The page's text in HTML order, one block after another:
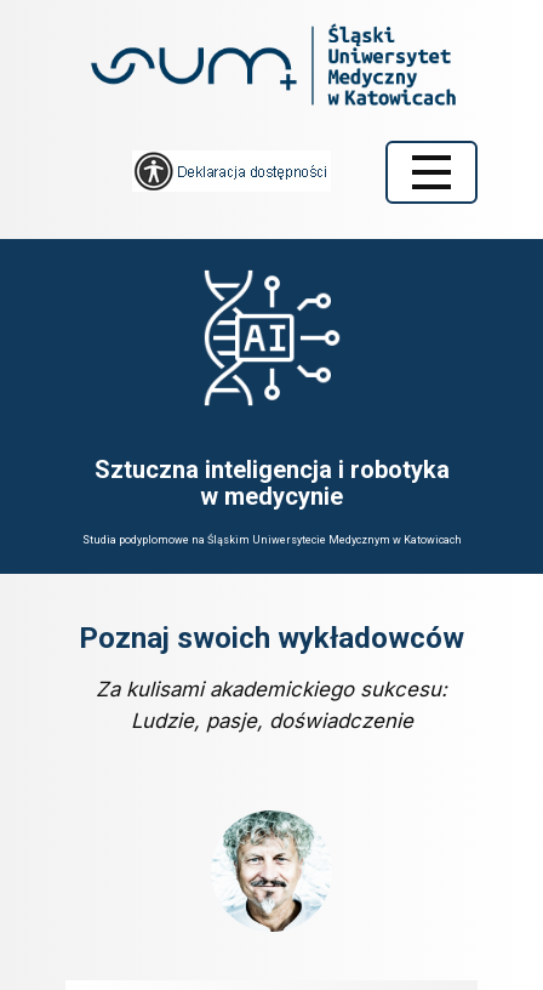
…
Sztuczna inteligencja i robotyka
w medycynie
Studia podyplomowe na Śląskim Uniwersytecie Medycznym w Katowicach
Poznaj swoich​ wykładowców
Za kulisami akademickiego sukcesu:
Ludzie, pasje, doświadczenie